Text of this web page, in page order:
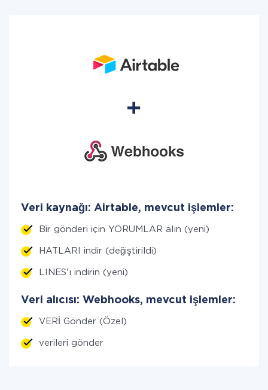
Veri kaynağı: Airtable, mevcut işlemler:
Bir gönderi için YORUMLAR alın (yeni)
HATLARI indir (değiştirildi)
LINES'ı indirin (yeni)
Veri alıcısı: Webhooks, mevcut işlemler:
VERİ Gönder (Özel)
verileri gönder